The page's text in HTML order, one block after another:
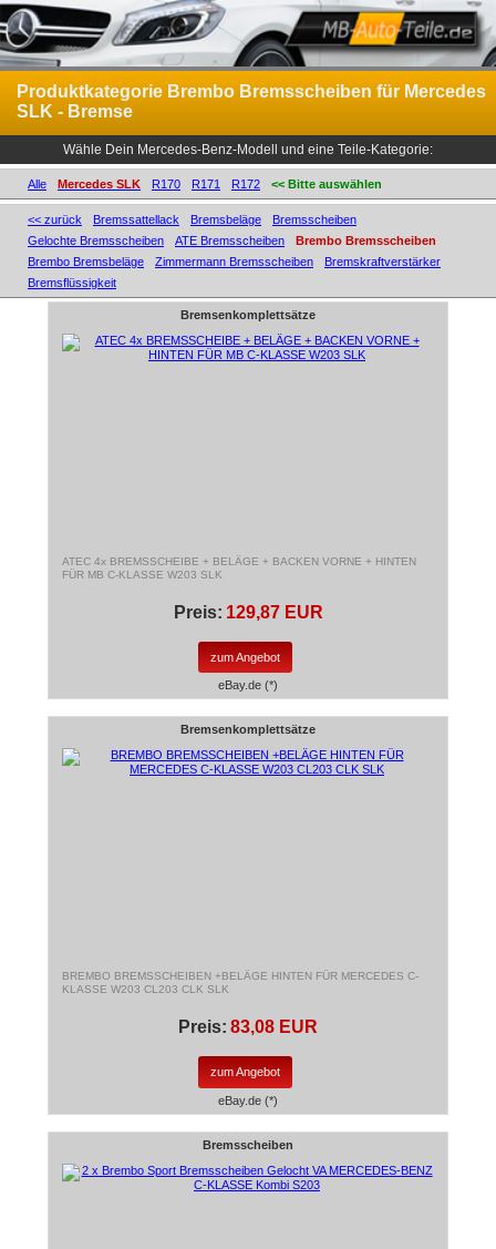
Produktkategorie Brembo Bremsscheiben für Mercedes
SLK - Bremse
Wähle Dein Mercedes-Benz-Modell und eine Teile-Kategorie:
Alle Mercedes SLK R170 R171 R172 << Bitte auswählen
<< zurück Bremssattellack Bremsbeläge
Bremsscheiben
Gelochte Bremsscheiben
ATE Bremsscheiben
Brembo Bremsscheiben
Brembo Bremsbeläge
Zimmermann Bremsscheiben
Bremskraftverstärker
Bremsflüssigkeit
Bremsenkomplettsätze
ATEC 4x BREMSSCHEIBE + BELÄGE + BACKEN VORNE + HINTEN
FÜR MB C-KLASSE W203 SLK
Preis: 129,87 EUR
zum Angebot
eBay.de (*)
Bremsenkomplettsätze
BREMBO BREMSSCHEIBEN +BELÄGE HINTEN FÜR MERCEDES C-
KLASSE W203 CL203 CLK SLK
Preis: 83,08 EUR
zum Angebot
eBay.de (*)
Bremsscheiben